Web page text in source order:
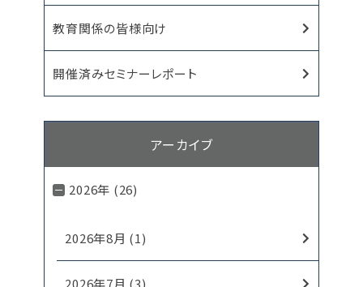
教育関係の皆様向け
開催済みセミナーレポート
アーカイブ
2026年 (26)
2026年8月 (1)
2026年7月 (3)